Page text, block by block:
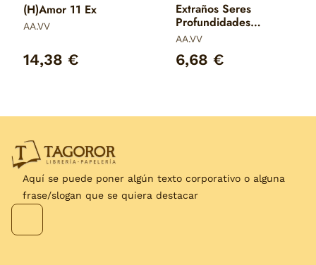
(H)Amor 11 Ex
AA.VV
14,38 €
Extraños Seres
Profundidades
Marinas
AA.VV
6,68 €
Aquí se puede poner algún texto corporativo o alguna
frase/slogan que se quiera destacar